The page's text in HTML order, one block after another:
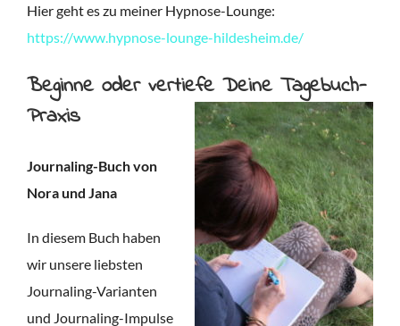
Hier geht es zu meiner Hypnose-Lounge:
https://www.hypnose-lounge-hildesheim.de/
Beginne oder vertiefe Deine Tagebuch-
Praxis
Journaling-Buch von
Nora und Jana
In diesem Buch haben
wir unsere liebsten
Journaling-Varianten
und Journaling-Impulse